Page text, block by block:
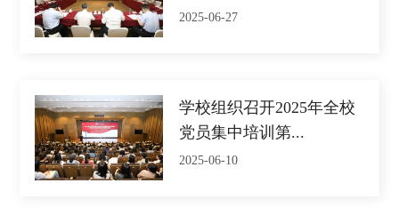
2025-06-27
学校组织召开2025年全校
党员集中培训第...
2025-06-10